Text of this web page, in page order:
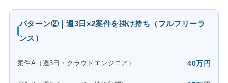
パターン②｜週3日×2案件を掛け持ち（フルフリーラ
ンス）
案件A（週3日・クラウドエンジニア） 40万円